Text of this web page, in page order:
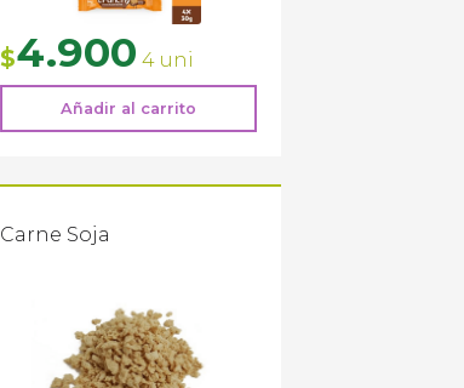
$4.900 4 uni
Añadir al carrito
Carne Soja